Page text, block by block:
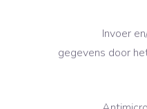
Invoer
gegevens door